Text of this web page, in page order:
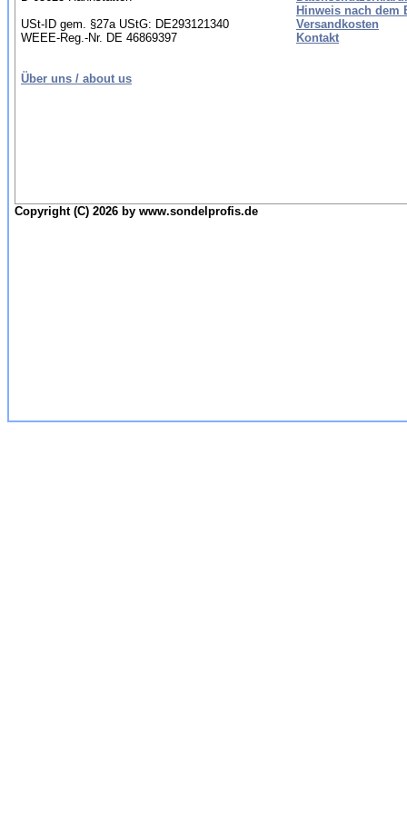
USt-ID gem. §27a UStG: DE293121340
WEEE-Reg.-Nr. DE 46869397
Über uns / about us
Hinweis nach dem
Versandkosten
Kontakt
Copyright (C) 2026 by www.sondelprofis.de